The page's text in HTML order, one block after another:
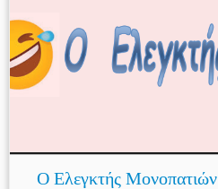
Ο Ελεγκτής Μονοπατιών